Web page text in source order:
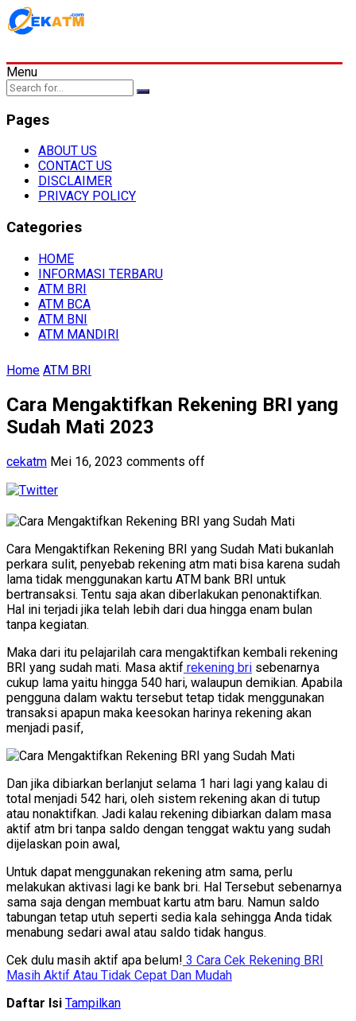
Menu
Pages
ABOUT US
CONTACT US
DISCLAIMER
PRIVACY POLICY
Categories
HOME
INFORMASI TERBARU
ATM BRI
ATM BCA
ATM BNI
ATM MANDIRI
Home ATM BRI
Cara Mengaktifkan Rekening BRI yang
Sudah Mati 2023
cekatm Mei 16, 2023 comments off
Cara Mengaktifkan Rekening BRI yang Sudah Mati bukanlah
perkara sulit, penyebab rekening atm mati bisa karena sudah
lama tidak menggunakan kartu ATM bank BRI untuk
bertransaksi. Tentu saja akan diberlakukan penonaktifkan.
Hal ini terjadi jika telah lebih dari dua hingga enam bulan
tanpa kegiatan.
Maka dari itu pelajarilah cara mengaktifkan kembali rekening
BRI yang sudah mati. Masa aktif rekening bri sebenarnya
cukup lama yaitu hingga 540 hari, walaupun demikian. Apabila
pengguna dalam waktu tersebut tetap tidak menggunakan
transaksi apapun maka keesokan harinya rekening akan
menjadi pasif,
Dan jika dibiarkan berlanjut selama 1 hari lagi yang kalau di
total menjadi 542 hari, oleh sistem rekening akan di tutup
atau nonaktifkan. Jadi kalau rekening dibiarkan dalam masa
aktif atm bri tanpa saldo dengan tenggat waktu yang sudah
dijelaskan poin awal,
Untuk dapat menggunakan rekening atm sama, perlu
melakukan aktivasi lagi ke bank bri. Hal Tersebut sebenarnya
sama saja dengan membuat kartu atm baru. Namun saldo
tabungan tetap utuh seperti sedia kala sehingga Anda tidak
menabung sedari awal atau saldo tidak hangus.
Cek dulu masih aktif apa belum! 3 Cara Cek Rekening BRI
Masih Aktif Atau Tidak Cepat Dan Mudah
Daftar Isi Tampilkan